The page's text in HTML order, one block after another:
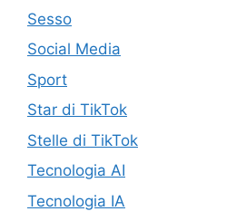
Sesso
Social Media
Sport
Star di TikTok
Stelle di TikTok
Tecnologia AI
Tecnologia IA